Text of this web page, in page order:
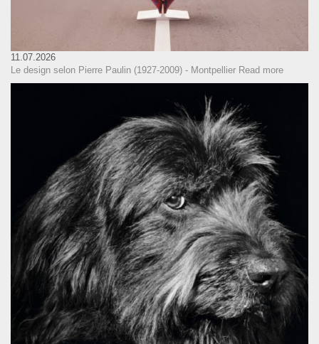
11.07.2026
Le design selon Pierre Paulin (1927-2009) - Montpellier Read more